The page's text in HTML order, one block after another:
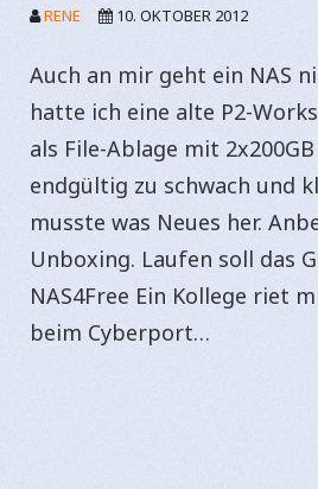
RENE 10. OKTOBER 2012
Auch an mir geht ein NAS
hatte ich eine alte P2-
als File-Ablage mit
endgültig zu schwach und
musste was Neues her.
Unboxing. Laufen soll das
NAS4Free Ein Kollege riet
beim Cyberport…